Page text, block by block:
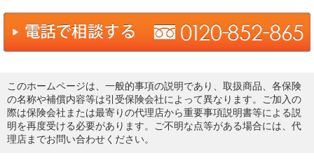
このホームページは、一般的事項の説明であり、取扱商品、各保険
の名称や補償内容等は引受保険会社によって異なります。ご加入の
際は保険会社または最寄りの代理店から重要事項説明書等による説
明を再度受ける必要があります。ご不明な点等がある場合には、代
理店までお問い合わせください。